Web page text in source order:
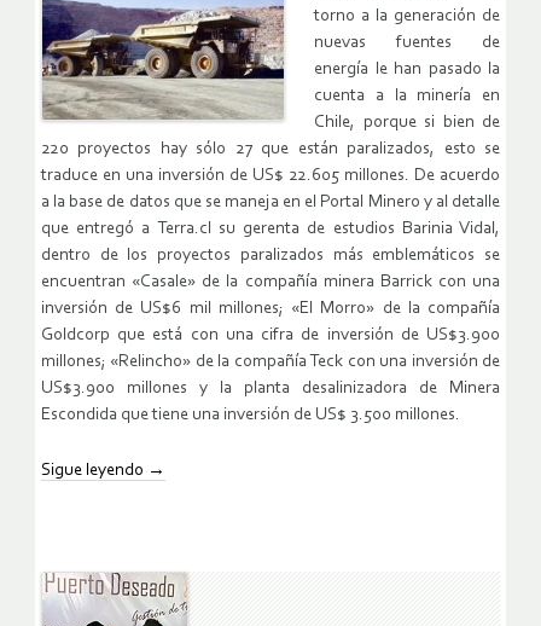
torno a la generación de
nuevas fuentes de
energía le han pasado la
cuenta a la minería en
Chile, porque si bien de
220 proyectos hay sólo 27 que están paralizados, esto se
traduce en una inversión de US$ 22.605 millones. De acuerdo
a la base de datos que se maneja en el Portal Minero y al detalle
que entregó a Terra.cl su gerenta de estudios Barinia Vidal,
dentro de los proyectos paralizados más emblemáticos se
encuentran «Casale» de la compañía minera Barrick con una
inversión de US$6 mil millones; «El Morro» de la compañía
Goldcorp que está con una cifra de inversión de US$3.900
millones; «Relincho» de la compañía Teck con una inversión de
US$3.900 millones y la planta desalinizadora de Minera
Escondida que tiene una inversión de US$ 3.500 millones.
Sigue leyendo →